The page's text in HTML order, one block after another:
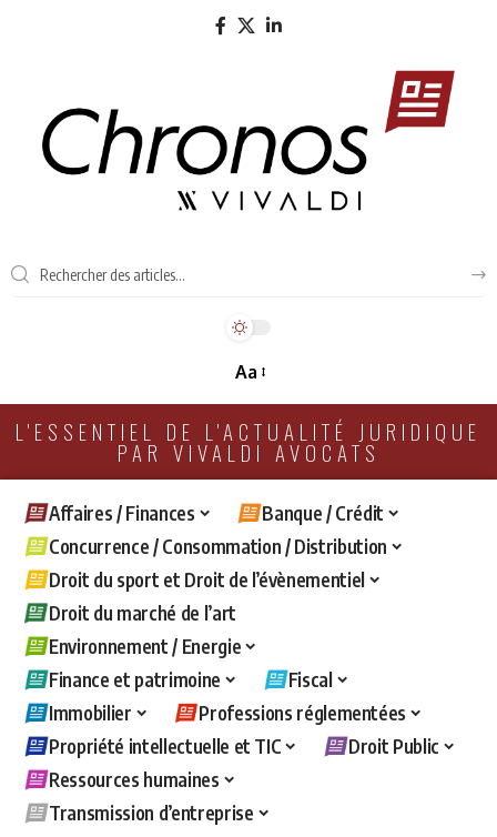
Aa
L'ESSENTIEL DE L'ACTUALITÉ JURIDIQUE
PAR VIVALDI AVOCATS
Affaires / Finances
Banque / Crédit
Concurrence / Consommation / Distribution
Droit du sport et Droit de l’évènementiel
Droit du marché de l’art
Environnement / Energie
Finance et patrimoine
Fiscal
Immobilier
Professions réglementées
Propriété intellectuelle et TIC
Droit Public
Ressources humaines
Transmission d’entreprise